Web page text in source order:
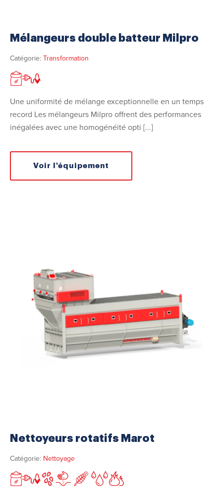
Mélangeurs double batteur Milpro
Catégorie:Transformation
Une uniformité de mélange exceptionnelle en un temps
record Les mélangeurs Milpro offrent des performances
inégalées avec une homogénéité opti [...]
Voir l'équipement
Nettoyeurs rotatifs Marot
Catégorie: Nettoyage